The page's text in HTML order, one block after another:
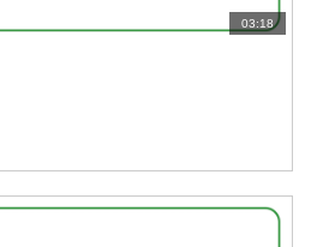
03:18